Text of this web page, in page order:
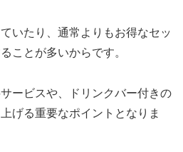
いたり、通常よりもお得なセッ
ことが多いからです。
ービスや、ドリンクバー付きの
げる重要なポイントとなりま